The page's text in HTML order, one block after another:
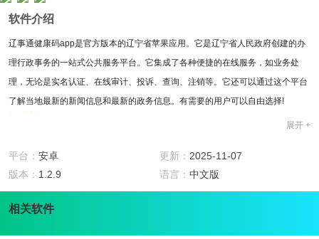
软件介绍
辽事通健康码app是官方版本的辽宁省苹果应用。它是辽宁省人民政府创建的办
理行政事务的一站式公共服务平台。它集成了各种便捷的在线服务，如业务处
理，无论是实名认证、在线审计、投诉、查询、注销等。它还可以通过这个平台
了解当地最新的新闻信息和最新的政务信息。有需要的用户可以自由选择!
2、辽事通app操作简单，有详细的程序和说明，所有的政府事务都可以轻松处
理。
1、你不用离开家就可以操作手机线路，你不再需要排队办事;
展开 +
平台： 安卓 更新： 2025-11-07
版本： 1.2.9 语言： 中文版
相关软件